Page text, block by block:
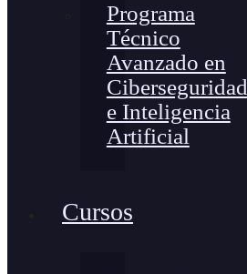
Programa
Técnico
Avanzado en
Ciberseguridad
e Inteligencia
Artificial
Cursos